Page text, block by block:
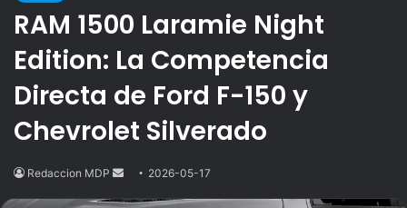
RAM 1500 Laramie Night
Edition: La Competencia
Directa de Ford F-150 y
Chevrolet Silverado
Redaccion MDP
Send2026-05-17